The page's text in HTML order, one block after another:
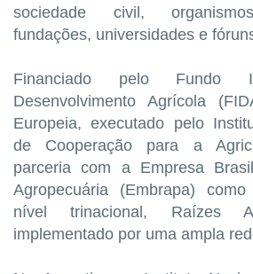
sociedade civil,
fundações, universidades e
Financiado pelo Fundo
Desenvolvimento Agrícola
Europeia, executado pelo
de Cooperação para a
parceria com a Empresa
Agropecuária (Embrapa)
nível trinacional, Raízes
implementado por uma ampla